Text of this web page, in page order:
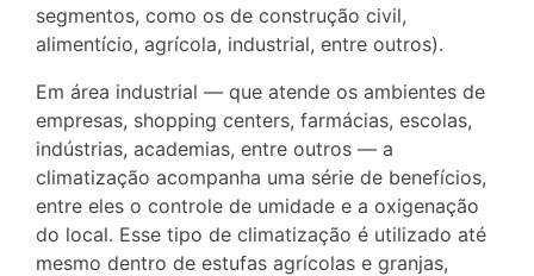
segmentos, como os de construção civil,
alimentício, agrícola, industrial, entre outros).
Em área industrial — que atende os ambientes de
empresas, shopping centers, farmácias, escolas,
indústrias, academias, entre outros — a
climatização acompanha uma série de benefícios,
entre eles o controle de umidade e a oxigenação
do local. Esse tipo de climatização é utilizado até
mesmo dentro de estufas agrícolas e granjas,